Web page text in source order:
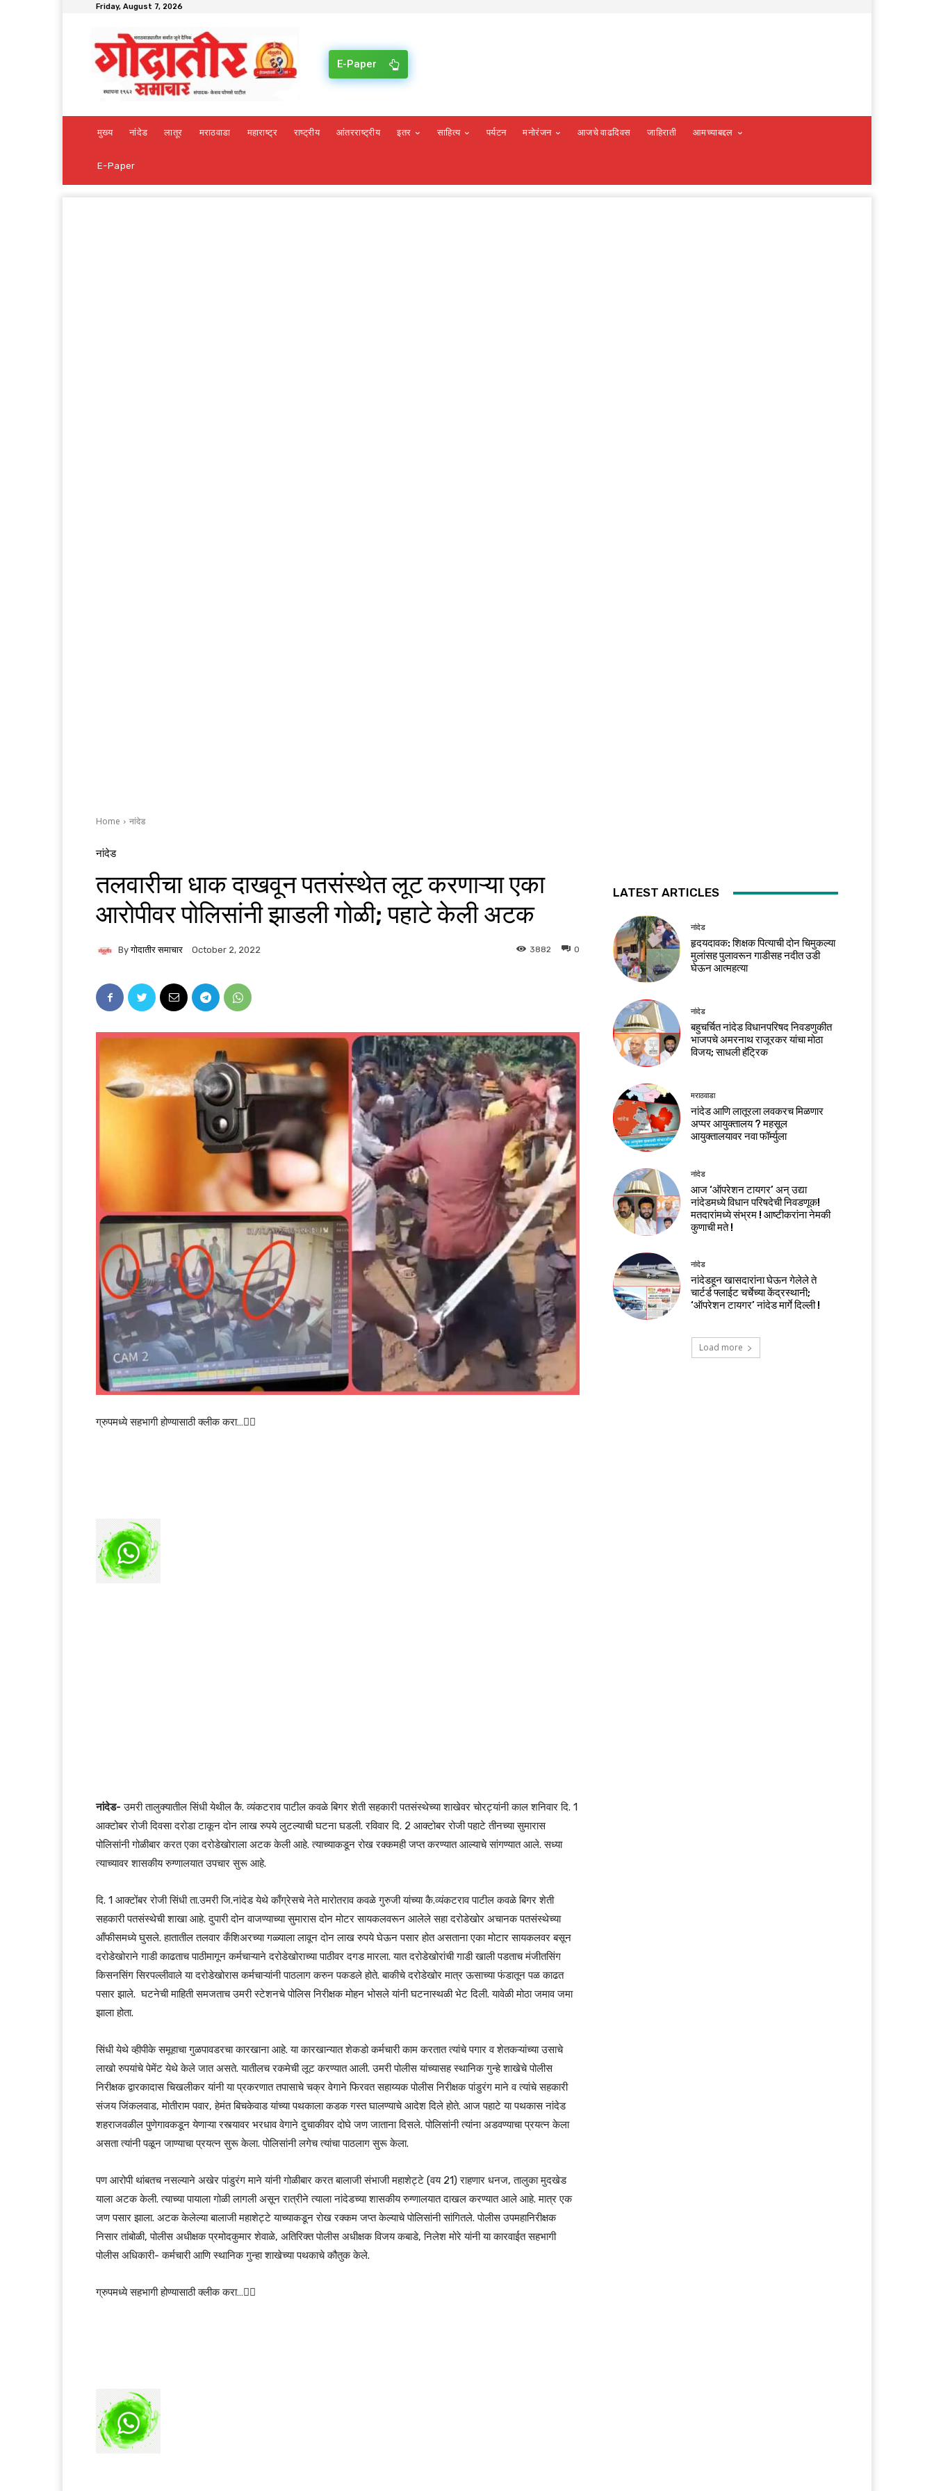
Friday, August 7, 2026
E-Paper
मुख्य नांदेड लातूर मराठवाडा महाराष्ट्र राष्ट्रीय आंतरराष्ट्रीय इतर साहित्य पर्यटन मनोरंजन आजचे वाढदिवस जाहिराती आमच्याबद्दल
E-Paper
Home नांदेड
नांदेड
तलवारीचा धाक दाखवून पतसंस्थेत लूट करणाऱ्या एका
आरोपीवर पोलिसांनी झाडली गोळी; पहाटे केली अटक
By गोदातीर समाचार October 2, 2022 0
3882
ग्रुपमध्ये सहभागी होण्यासाठी क्लीक करा…👆🏻
नांदेड- उमरी तालुक्यातील सिंधी येथील कै. व्यंकटराव पाटील कवळे बिगर शेती सहकारी पतसंस्थेच्या शाखेवर चोरट्यांनी काल शनिवार दि. 1
आक्टोबर रोजी दिवसा दरोडा टाकून दोन लाख रुपये लुटल्याची घटना घडली. रविवार दि. 2 आक्टोबर रोजी पहाटे तीनच्या सुमारास
पोलिसांनी गोळीबार करत एका दरोडेखोराला अटक केली आहे. त्याच्याकडून रोख रक्कमही जप्त करण्यात आल्याचे सांगण्यात आले. सध्या
त्याच्यावर शासकीय रुग्णालयात उपचार सुरू आहे.
दि. 1 आक्टोंबर रोजी सिंधी ता.उमरी जि.नांदेड येथे काँग्रेसचे नेते मारोतराव कवळे गुरुजी यांच्या कै.व्यंकटराव पाटील कवळे बिगर शेती
सहकारी पतसंस्थेची शाखा आहे. दुपारी दोन वाजण्याच्या सुमारास दोन मोटर सायकलवरून आलेले सहा दरोडेखोर अचानक पतसंस्थेच्या
आँफीसमध्ये घुसले. हातातील तलवार कँशिअरच्या गळ्याला लावून दोन लाख रुपये घेऊन पसार होत असताना एका मोटार सायकलवर बसून
दरोडेखोराने गाडी काढताच पाठीमागून कर्मचाऱ्याने दरोडेखोराच्या पाठीवर दगड मारला. यात दरोडेखोरांची गाडी खाली पडताच मंजीतसिंग
किसनसिंग सिरपल्लीवाले या दरोडेखोरास कर्मचाऱ्यांनी पाठलाग करुन पकडले होते. बाकीचे दरोडेखोर मात्र ऊसाच्या फंडातून पळ काढत
पसार झाले. घटनेची माहिती समजताच उमरी स्टेशनचे पोलिस निरीक्षक मोहन भोसले यांनी घटनास्थळी भेट दिली. यावेळी मोठा जमाव जमा
झाला होता.
सिंधी येथे व्हीपीके समूहाचा गुळपावडरचा कारखाना आहे. या कारखान्यात शेकडो कर्मचारी काम करतात त्यांचे पगार व शेतकऱ्यांच्या उसाचे
लाखो रुपयांचे पेमेंट येथे केले जात असते. यातीलच रकमेची लूट करण्यात आली. उमरी पोलीस यांच्यासह स्थानिक गुन्हे शाखेचे पोलीस
निरीक्षक द्वारकादास चिखलीकर यांनी या प्रकरणात तपासाचे चक्र वेगाने फिरवत सहाय्यक पोलीस निरीक्षक पांडुरंग माने व त्यांचे सहकारी
संजय जिंकलवाड, मोतीराम पवार, हेमंत बिचकेवाड यांच्या पथकाला कडक गस्त घालण्याचे आदेश दिले होते. आज पहाटे या पथकास नांदेड
शहराजवळील पुणेगावकडून येणाऱ्या रस्त्यावर भरधाव वेगाने दुचाकीवर दोघे जण जाताना दिसले. पोलिसांनी त्यांना अडवण्याचा प्रयत्न केला
असता त्यांनी पळून जाण्याचा प्रयत्न सुरू केला. पोलिसांनी लगेच त्यांचा पाठलाग सुरू केला.
पण आरोपी थांबतच नसल्याने अखेर पांडुरंग माने यांनी गोळीबार करत बालाजी संभाजी महाशेट्टे (वय 21) राहणार धनज, तालुका मुदखेड
याला अटक केली. त्याच्या पायाला गोळी लागली असून रात्रीने त्याला नांदेडच्या शासकीय रुग्णालयात दाखल करण्यात आले आहे. मात्र एक
जण पसार झाला. अटक केलेल्या बालाजी महाशेट्टे याच्याकडून रोख रक्कम जप्त केल्याचे पोलिसांनी सांगितले. पोलीस उपमहानिरीक्षक
निसार तांबोळी, पोलीस अधीक्षक प्रमोदकुमार शेवाळे, अतिरिक्त पोलीस अधीक्षक विजय कबाडे, निलेश मोरे यांनी या कारवाईत सहभागी
पोलीस अधिकारी- कर्मचारी आणि स्थानिक गुन्हा शाखेच्या पथकाचे कौतुक केले.
ग्रुपमध्ये सहभागी होण्यासाठी क्लीक करा…👆🏻
LATEST ARTICLES
नांदेड
हृदयदावक: शिक्षक पित्याची दोन चिमुकल्या
मुलांसह पुलावरून गाडीसह नदीत उडी
घेऊन आत्महत्या
नांदेड
बहुचर्चित नांदेड विधानपरिषद निवडणुकीत
भाजपचे अमरनाथ राजूरकर यांचा मोठा
विजय; साधली हॅट्रिक
मराठवाडा
नांदेड आणि लातूरला लवकरच मिळणार
अप्पर आयुक्तालय ? महसूल
आयुक्तालयावर नवा फॉर्म्युला
नांदेड
आज ‘ऑपरेशन टायगर’ अन् उद्या
नांदेडमध्ये विधान परिषदेची निवडणूक!
मतदारांमध्ये संभ्रम ! आष्टीकरांना नेमकी
कुणाची मते !
नांदेड
नांदेडहून खासदारांना घेऊन गेलेले ते
चार्टर्ड फ्लाईट चर्चेच्या केंद्रस्थानी;
‘ऑपरेशन टायगर’ नांदेड मार्गे दिल्ली !
Load more